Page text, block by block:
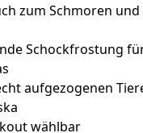
zum Schmoren und
Schockfrostung
aufgezogenen
wählbar